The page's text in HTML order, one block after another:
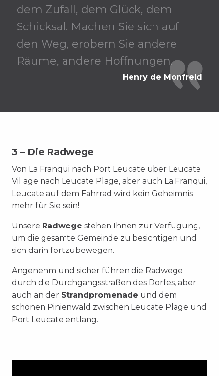
dem Zufall, dem Glück, dem
Schicksal. Machen Sie sich auf
den Weg, erobern Sie andere
Räume, andere Hoffnungen.
Henry de Monfreid
3 – Die Radwege
Von La Franqui nach Port Leucate über Leucate
Village nach Leucate Plage, aber auch La Franqui,
Leucate auf dem Fahrrad wird kein Geheimnis
mehr für Sie sein!
Unsere Radwege stehen Ihnen zur Verfügung,
um die gesamte Gemeinde zu besichtigen und
sich darin fortzubewegen.
Angenehm und sicher führen die Radwege
durch die Durchgangsstraßen des Dorfes, aber
auch an der Strandpromenade und dem
schönen Pinienwald zwischen Leucate Plage und
Port Leucate entlang.